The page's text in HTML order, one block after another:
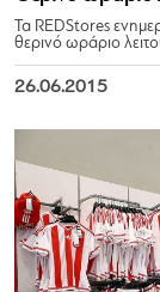
Τα REDStores
θερινό ωράριο
26.06.2015